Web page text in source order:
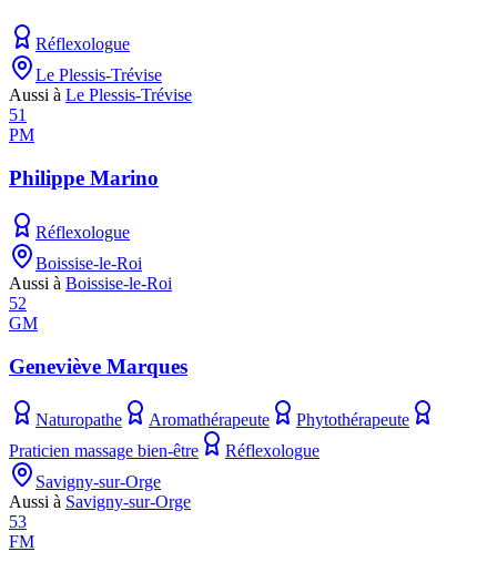
Réflexologue
Le Plessis-Trévise
Aussi à Le Plessis-Trévise
51
PM
Philippe Marino
Réflexologue
Boissise-le-Roi
Aussi à Boissise-le-Roi
52
GM
Geneviève Marques
Naturopathe Aromathérapeute
Phytothérapeute
Praticien massage bien-être
Réflexologue
Savigny-sur-Orge
Aussi à Savigny-sur-Orge
53
FM